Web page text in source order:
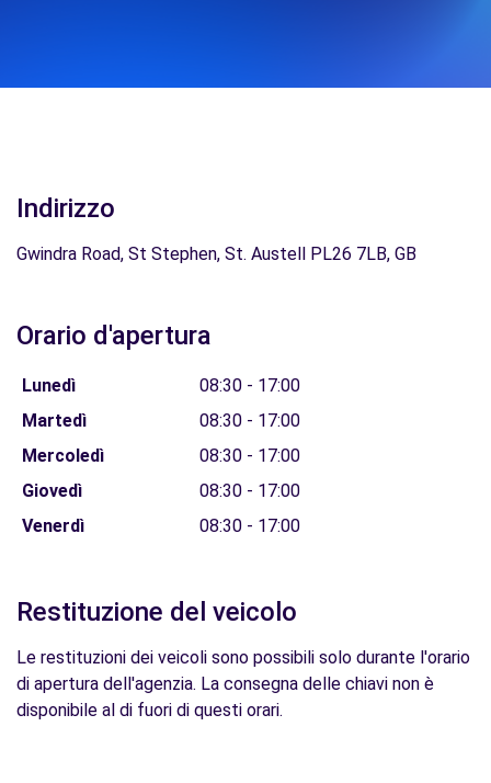
Indirizzo
Gwindra Road, St Stephen, St. Austell PL26 7LB, GB
Orario d'apertura
Lunedì
08:30 - 17:00
Martedì
08:30 - 17:00
Mercoledì
08:30 - 17:00
Giovedì
08:30 - 17:00
Venerdì
08:30 - 17:00
Restituzione del veicolo
Le restituzioni dei veicoli sono possibili solo durante l'orario
di apertura dell'agenzia. La consegna delle chiavi non è
disponibile al di fuori di questi orari.